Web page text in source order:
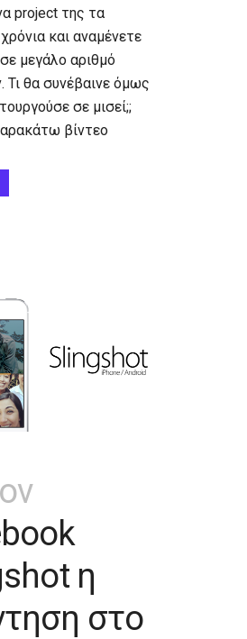
project της τα
και αναμένετε
μεγάλο αριθμό
θα συνέβαινε όμως
σε μισεί;;
βίντεο
η
στο